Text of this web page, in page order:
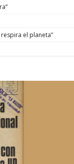
el planeta”